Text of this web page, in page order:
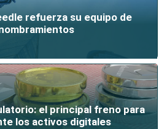
refuerza su equipo de
el principal freno para
los activos digitales